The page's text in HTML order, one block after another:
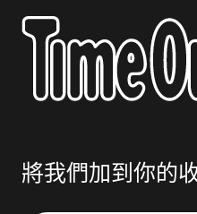
將我們加到你的